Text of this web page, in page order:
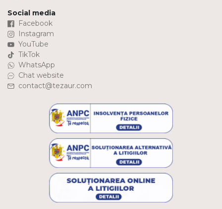
Social media
Facebook
Instagram
YouTube
TikTok
WhatsApp
Chat website
contact@tezaur.com